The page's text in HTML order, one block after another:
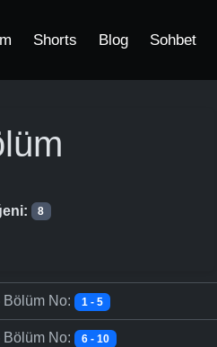
Shorts Blog Sohbet
8
Bölüm No: 1 - 5
Bölüm No: 6 - 10